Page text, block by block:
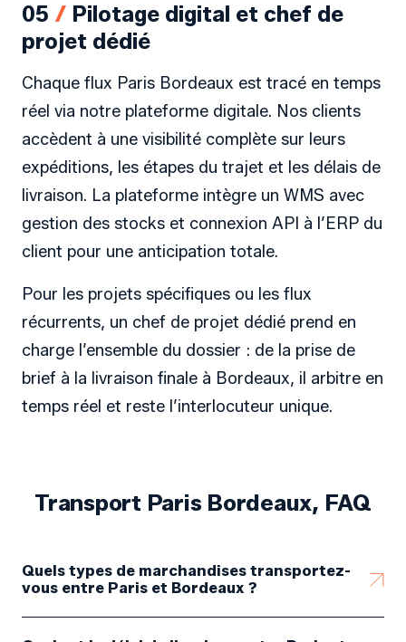
05 / Pilotage digital et chef de
projet dédié
Chaque flux Paris Bordeaux est tracé en temps
réel via notre plateforme digitale. Nos clients
accèdent à une visibilité complète sur leurs
expéditions, les étapes du trajet et les délais de
livraison. La plateforme intègre un WMS avec
gestion des stocks et connexion API à l’ERP du
client pour une anticipation totale.
Pour les projets spécifiques ou les flux
récurrents, un chef de projet dédié prend en
charge l’ensemble du dossier : de la prise de
brief à la livraison finale à Bordeaux, il arbitre en
temps réel et reste l’interlocuteur unique.
Transport Paris Bordeaux, FAQ
Quels types de marchandises transportez-
vous entre Paris et Bordeaux ?